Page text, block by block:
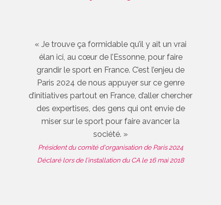
« Je trouve ça formidable qu’il y ait un vrai
élan ici, au cœur de l’Essonne, pour faire
grandir le sport en France. C’est l’enjeu de
Paris 2024 de nous appuyer sur ce genre
d’initiatives partout en France, d’aller chercher
des expertises, des gens qui ont envie de
miser sur le sport pour faire avancer la
société. »
Président du comité d'organisation de Paris 2024
Déclaré lors de l’installation du CA le 16 mai 2018